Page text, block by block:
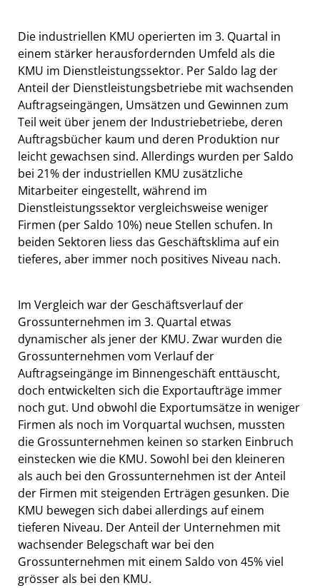
Die industriellen KMU operierten im 3. Quartal in
einem stärker herausfordernden Umfeld als die
KMU im Dienstleistungssektor. Per Saldo lag der
Anteil der Dienstleistungsbetriebe mit wachsenden
Auftragseingängen, Umsätzen und Gewinnen zum
Teil weit über jenem der Industriebetriebe, deren
Auftragsbücher kaum und deren Produktion nur
leicht gewachsen sind. Allerdings wurden per Saldo
bei 21% der industriellen KMU zusätzliche
Mitarbeiter eingestellt, während im
Dienstleistungssektor vergleichsweise weniger
Firmen (per Saldo 10%) neue Stellen schufen. In
beiden Sektoren liess das Geschäftsklima auf ein
tieferes, aber immer noch positives Niveau nach.
Im Vergleich war der Geschäftsverlauf der
Grossunternehmen im 3. Quartal etwas
dynamischer als jener der KMU. Zwar wurden die
Grossunternehmen vom Verlauf der
Auftragseingänge im Binnengeschäft enttäuscht,
doch entwickelten sich die Exportaufträge immer
noch gut. Und obwohl die Exportumsätze in weniger
Firmen als noch im Vorquartal wuchsen, mussten
die Grossunternehmen keinen so starken Einbruch
einstecken wie die KMU. Sowohl bei den kleineren
als auch bei den Grossunternehmen ist der Anteil
der Firmen mit steigenden Erträgen gesunken. Die
KMU bewegen sich dabei allerdings auf einem
tieferen Niveau. Der Anteil der Unternehmen mit
wachsender Belegschaft war bei den
Grossunternehmen mit einem Saldo von 45% viel
grösser als bei den KMU.